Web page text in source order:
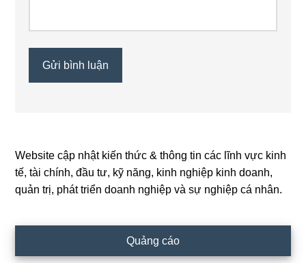
Primary
Sidebar
Website cập nhật kiến thức & thông tin các lĩnh vực kinh
tế, tài chính, đầu tư, kỹ năng, kinh nghiệp kinh doanh,
quản trị, phát triển doanh nghiệp và sự nghiệp cá nhân.
Quảng cáo